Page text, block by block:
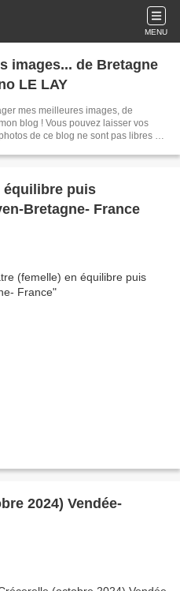
MENU
et d'ailleurs. Bruno LE LAY
mes meilleures images, de
laisser vos
équilibre puis
Bretagne- France